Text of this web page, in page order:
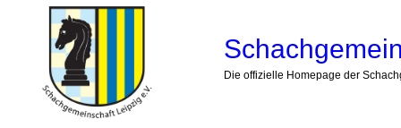
Die offizielle Homepage der